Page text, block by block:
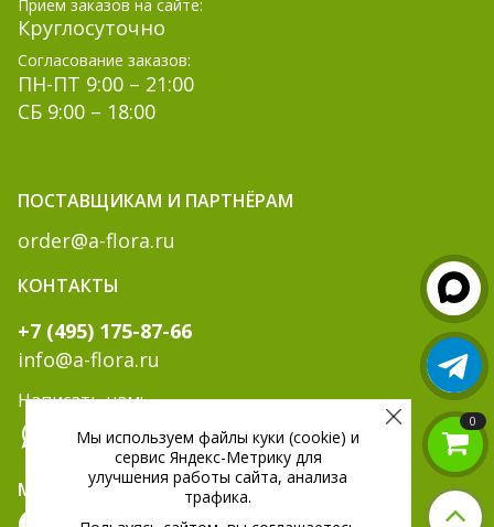
Прием заказов на сайте:
Круглосуточно
Согласование заказов:
ПН-ПТ 9:00 – 21:00
СБ 9:00 – 18:00
ПОСТАВЩИКАМ И ПАРТНЁРАМ
order@a-flora.ru
КОНТАКТЫ
+7 (495) 175-87-66
info@a-flora.ru
Написать нам:
МЫ В СОЦ. СЕТЯХ:
0
Мы используем файлы куки (cookie) и
сервис Яндекс-Метрику для
улучшения работы сайта, анализа
трафика.